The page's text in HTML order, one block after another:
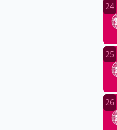
24
25
26